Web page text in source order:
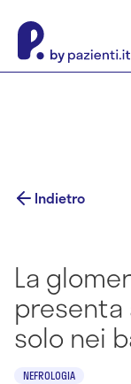
Indietro
La
solo nei
NEFROLOGIA